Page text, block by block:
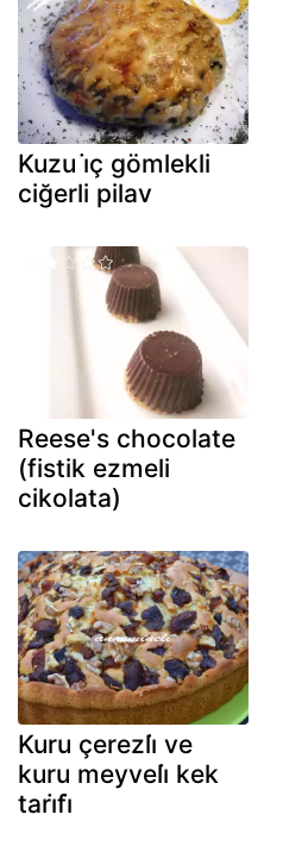
Kuzu i̇ç gömlekli
ciğerli pilav
Reese's chocolate
(fistik ezmeli
cikolata)
Kuru çerezli̇ ve
kuru meyveli̇ kek
tari̇fi̇